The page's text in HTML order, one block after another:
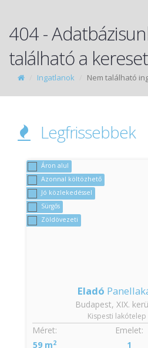
404 -
található a
Ingatlanok Nem található
Legfrissebbek
Áron alul
Azonnal költözhető
Jó közlekedéssel
Sürgős
Zöldövezeti
Eladó
Budapest, XIX.
Kispesti lakótelep
Méret:
59 m2
Emelet:
1